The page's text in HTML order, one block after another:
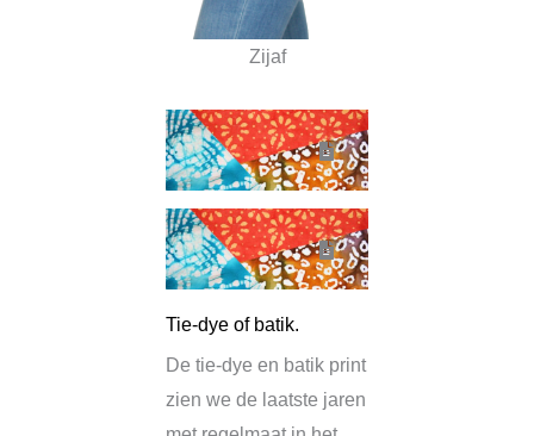
Zijaf
Tie-dye of batik.
De tie-dye en batik print
zien we de laatste jaren